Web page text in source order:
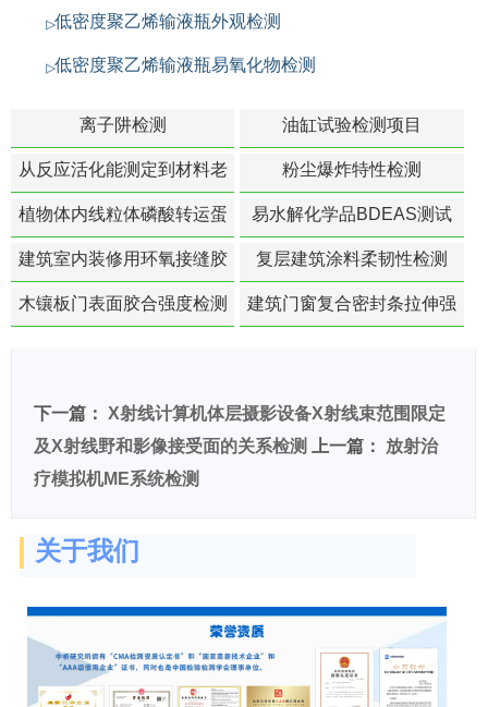
低密度聚乙烯输液瓶外观检测
低密度聚乙烯输液瓶易氧化物检测
离子阱检测 油缸试验检测项目
从反应活化能测定到材料老
化寿命预测的经典模型
粉尘爆炸特性检测
植物体内线粒体磷酸转运蛋
白活性检测
易水解化学品BDEAS测试
建筑室内装修用环氧接缝胶
苯含量检测
复层建筑涂料柔韧性检测
木镶板门表面胶合强度检测
建筑门窗复合密封条拉伸强
下一篇： X射线计算机体层摄影设备X射线束范围限定
及X射线野和影像接受面的关系检测
上一篇： 放射治
疗模拟机ME系统检测
关于我们